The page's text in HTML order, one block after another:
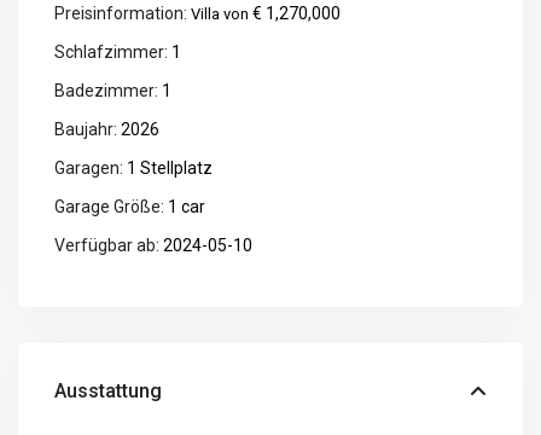
Preisinformation: Villa von € 1,270,000
Schlafzimmer: 1
Badezimmer: 1
Baujahr: 2026
Garagen: 1 Stellplatz
Garage Größe: 1 car
Verfügbar ab: 2024-05-10
Ausstattung